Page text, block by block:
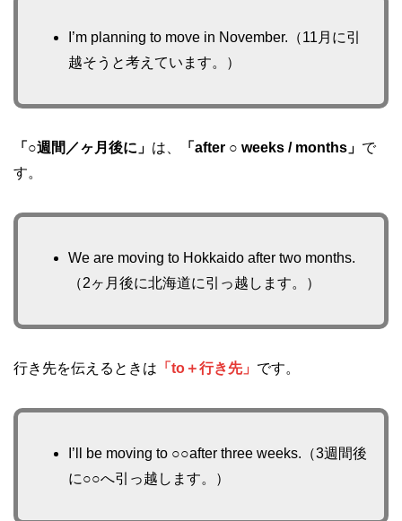
I’m planning to move in November.（11月に引
越そうと考えています。）
「○週間／ヶ月後に」 は、 「after ○ weeks / months」 で
す。
We are moving to Hokkaido after two months.
（2ヶ月後に北海道に引っ越します。）
行き先を伝えるときは 「to＋行き先」 です。
I’ll be moving to ○○after three weeks.（3週間後
に○○へ引っ越します。）